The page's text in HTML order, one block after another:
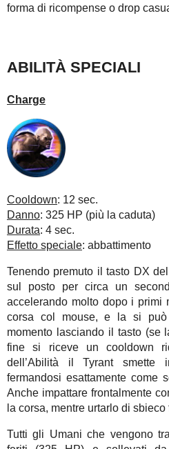
forma di ricompense o drop
ABILITÀ SPECIALI
Charge
Cooldown: 12 sec.
Danno: 325 HP (più la caduta)
Durata: 4 sec.
Effetto speciale: abbattimento
Tenendo premuto il tasto DX
sul posto per circa un
accelerando molto dopo i primi
corsa col mouse, e la si può
momento lasciando il tasto (se
fine si riceve un cooldown
dell’Abilità il Tyrant
fermandosi esattamente come
Anche impattare frontalmente
la corsa, mentre urtarlo di
Tutti gli Umani che vengono